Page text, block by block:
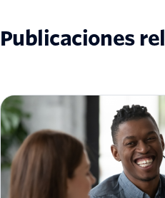
Publicaciones